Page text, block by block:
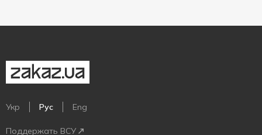
Укр Рус Eng
Поддержать ВСУ